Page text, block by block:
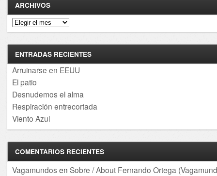
ARCHIVOS
Archivos
ENTRADAS RECIENTES
Arruinarse en EEUU
El patio
Desnudemos el alma
Respiración entrecortada
Viento Azul
COMENTARIOS RECIENTES
Vagamundos en Sobre / About Fernando Ortega